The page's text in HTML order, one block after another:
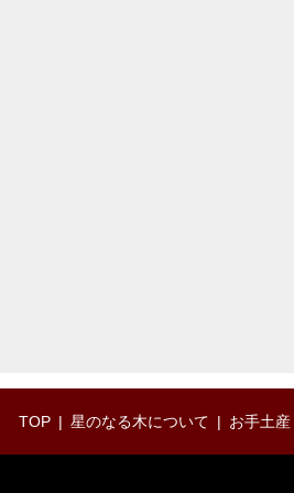
TOP 星のなる木について お手土産